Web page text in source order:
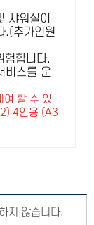
샤워실이
.(추가인원
험합니다.
비스를 운
여 할 수 있
4인용 (A3
지 않습니다.